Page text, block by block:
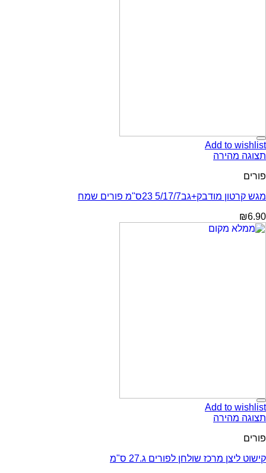
Add to wishlist
תצוגה מהירה
פורים
מגש קרטון מודבק+גב5/17/7 23ס"מ פורים שמח
₪6.90
Add to wishlist
תצוגה מהירה
פורים
קישוט ליצן מרכז שולחן לפורים ג.27 ס"מ